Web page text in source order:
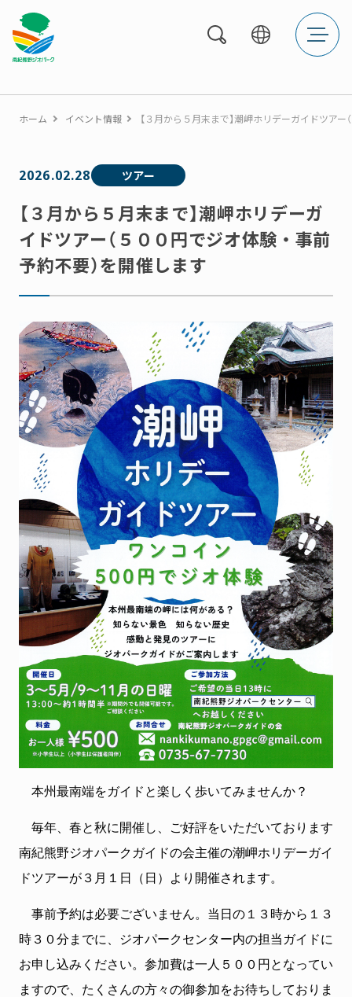
メ
ニ
ュ
開
ホーム イベント情報 【３月から５月末まで】潮岬ホリデーガイドツア
2026.02.28 ツアー
【３月から５月末まで】潮岬ホリデーガ
イドツアー（５００円でジオ体験・事前
予約不要）を開催します
本州最南端をガイドと楽しく歩いてみませんか？
毎年、春と秋に開催し、ご好評をいただいております
南紀熊野ジオパークガイドの会主催の潮岬ホリデーガイ
ドツアーが３月１日（日）より 開催されます。
事前予約は必要ございません。当日の１３時から１３
時３０分までに、ジオパークセンター内の担当ガイドに
お申し込みください。参加費は一人５００円となってい
ますので、たくさんの方々の御参加をお待ちしておりま